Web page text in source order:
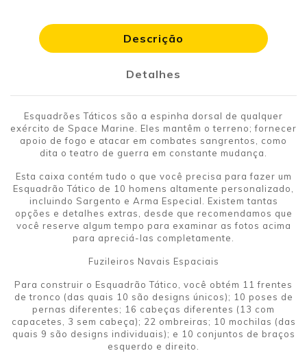
Descrição
Detalhes
Esquadrões Táticos são a espinha dorsal de qualquer
exército de Space Marine. Eles mantêm o terreno; fornecer
apoio de fogo e atacar em combates sangrentos, como
dita o teatro de guerra em constante mudança.
Esta caixa contém tudo o que você precisa para fazer um
Esquadrão Tático de 10 homens altamente personalizado,
incluindo Sargento e Arma Especial. Existem tantas
opções e detalhes extras, desde que recomendamos que
você reserve algum tempo para examinar as fotos acima
para apreciá-las completamente.
Fuzileiros Navais Espaciais
Para construir o Esquadrão Tático, você obtém 11 frentes
de tronco (das quais 10 são designs únicos); 10 poses de
pernas diferentes; 16 cabeças diferentes (13 com
capacetes, 3 sem cabeça); 22 ombreiras; 10 mochilas (das
quais 9 são designs individuais); e 10 conjuntos de braços
esquerdo e direito.